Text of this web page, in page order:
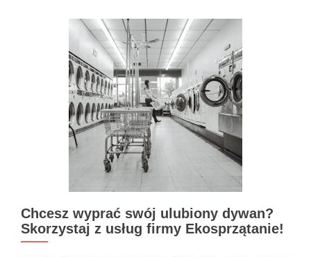
Chcesz wyprać swój ulubiony dywan?
Skorzystaj z usług firmy Ekosprzątanie!